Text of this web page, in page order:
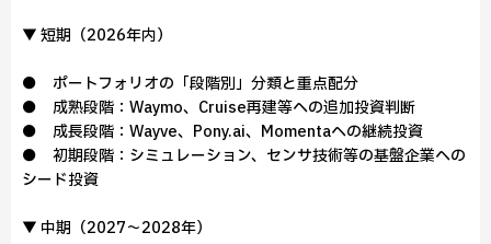
▼ 短期（2026年内）
● ポートフォリオの「段階別」分類と重点配分
● 成熟段階：Waymo、Cruise再建等への追加投資判断
● 成長段階：Wayve、Pony.ai、Momentaへの継続投資
● 初期段階：シミュレーション、センサ技術等の基盤企業への
シード投資
▼ 中期（2027～2028年）